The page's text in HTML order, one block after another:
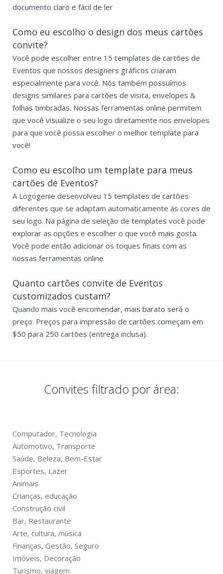
documento claro e fácil de ler
Como eu escolho o design dos meus cartões
convite?
Você pode escolher entre 15 templates de cartões de
Eventos que nossos designers gráficos criaram
especialmente para você. Nós também possuímos
designs similares para cartões de visita, envelopes &
folhas timbradas. Nossas ferramentas online permitem
que você visualize o seu logo diretamente nos envelopes
para que você possa escolher o melhor template para
você!
Como eu escolho um template para meus
cartões de Eventos?
A Logogenie desenvolveu 15 templates de cartões
diferentes que se adaptam automaticamente às cores de
seu logo. Na página de seleção de templates você pode
explorar as opções e escolher o que você mais gosta.
Você pode então adicionar os toques finais com as
nossas ferramentas online
Quanto cartões convite de Eventos
customizados custam?
Quando mais você encomendar, mais barato será o
preço. Preços para impressão de cartões começam em
$50 para 250 cartões (entrega inclusa).
Convites filtrado por área:
Computador, Tecnologia
Automotivo, Transporte
Saúde, Beleza, Bem-Estar
Esportes, Lazer
Animais
Crianças, educação
Construção civil
Bar, Restaurante
Arte, cultura, música
Finanças, Gestão, Seguro
Imóveis, Decoração
Turismo, viagem